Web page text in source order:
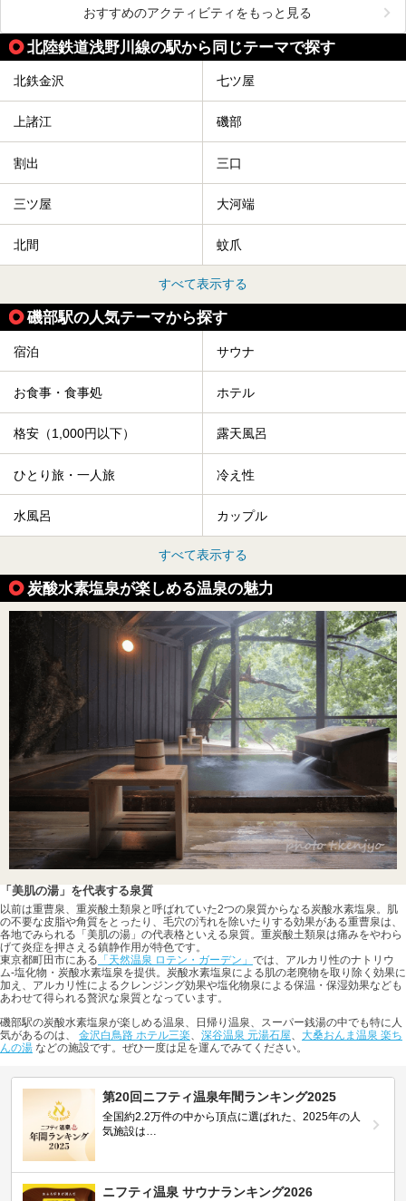
おすすめのアクティビティをもっと見る
北陸鉄道浅野川線の駅から同じテーマで探す
北鉄金沢 七ツ屋
上諸江 磯部
割出 三口
三ツ屋 大河端
北間 蚊爪
すべて表示する
磯部駅の人気テーマから探す
宿泊 サウナ
お食事・食事処 ホテル
格安（1,000円以下） 露天風呂
ひとり旅・一人旅 冷え性
水風呂 カップル
すべて表示する
炭酸水素塩泉が楽しめる温泉の魅力
「美肌の湯」を代表する泉質
以前は重曹泉、重炭酸土類泉と呼ばれていた2つの泉質からなる炭酸水素塩泉。肌
の不要な皮脂や角質をとったり、毛穴の汚れを除いたりする効果がある重曹泉は、
各地でみられる「美肌の湯」の代表格といえる泉質。重炭酸土類泉は痛みをやわら
げて炎症を押さえる鎮静作用が特色です。
東京都町田市にある 「天然温泉 ロテン・ガーデン」 では、アルカリ性のナトリウ
ム-塩化物・炭酸水素塩泉を提供。炭酸水素塩泉による肌の老廃物を取り除く効果に
加え、アルカリ性によるクレンジング効果や塩化物泉による保温・保湿効果なども
あわせて得られる贅沢な泉質となっています。
磯部駅の炭酸水素塩泉が楽しめる温泉、日帰り温泉、スーパー銭湯の中でも特に人
気があるのは、 金沢白鳥路 ホテル三楽、 深谷温泉 元湯石屋、 大桑おんま温泉 楽ち
んの湯 などの施設です。ぜひ一度は足を運んでみてください。
第20回ニフティ温泉年間ランキング2025
全国約2.2万件の中から頂点に選ばれた、2025年の人
気施設は…
ニフティ温泉 サウナランキング2026